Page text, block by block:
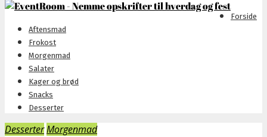
Forside
Aftensmad
Frokost
Morgenmad
Salater
Kager og brød
Snacks
Desserter
DesserterMorgenmad